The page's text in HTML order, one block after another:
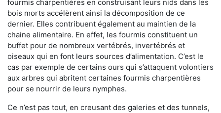
fourmis charpentières en construisant leurs nids dans les
bois morts accélèrent ainsi la décomposition de ce
dernier. Elles contribuent également au maintien de la
chaine alimentaire. En effet, les fourmis constituent un
buffet pour de nombreux vertébrés, invertébrés et
oiseaux qui en font leurs sources d’alimentation. C’est le
cas par exemple de certains ours qui s’attaquent volontiers
aux arbres qui abritent certaines fourmis charpentières
pour se nourrir de leurs nymphes.
Ce n’est pas tout, en creusant des galeries et des tunnels,